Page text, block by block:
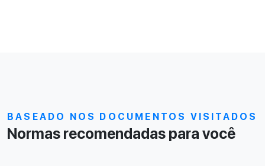
BASEADO NOS DOCUMENTOS VISITADOS
Normas recomendadas para você